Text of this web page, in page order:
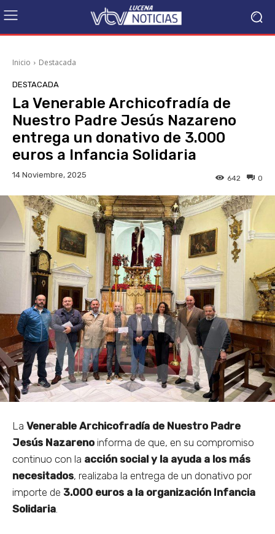
Inicio Destacada
DESTACADA
La Venerable Archicofradía de
Nuestro Padre Jesús Nazareno
entrega un donativo de 3.000
euros a Infancia Solidaria
14 Noviembre, 2025 0
642
La Venerable Archicofradía de Nuestro Padre
Jesús Nazareno informa de que, en su compromiso
continuo con la acción social y la ayuda a los más
necesitados, realizaba la entrega de un donativo por
importe de 3.000 euros a la organización Infancia
Solidaria